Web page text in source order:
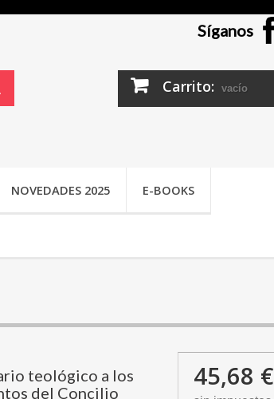
Síganos
Carrito: vacío
NOVEDADES 2025 E-BOOKS
teológico a los
del Concilio
45,68 €